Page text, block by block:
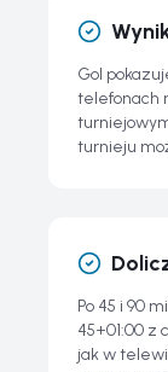
Gol
telefonach
turnieju
Po 45 i 90
45+01:00 z
jak w